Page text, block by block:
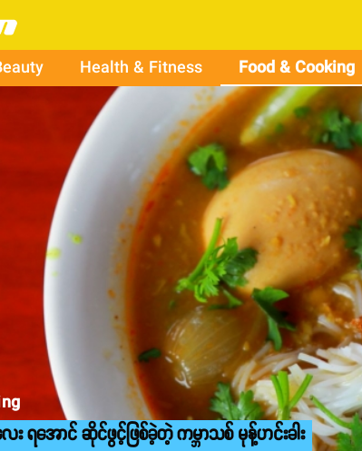
Health & Fitness Food & Cooking
ရအောင် ဆိုင်ဖွင့်ဖြစ်ခဲ့တဲ့ ကမ္ဘာသစ် မုန့်ဟင်းခါး